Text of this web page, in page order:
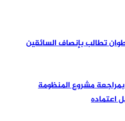
تطالب بإنصاف السائقين
مشروع المنظومة
اعتماده